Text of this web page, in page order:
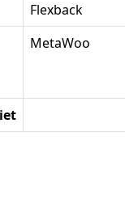
Flexback
MetaWoo